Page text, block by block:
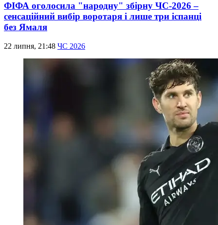
ФІФА оголосила "народну" збірну ЧС-2026 –
сенсаційний вибір воротаря і лише три іспанці
без Ямаля
22 липня, 21:48 ЧС 2026